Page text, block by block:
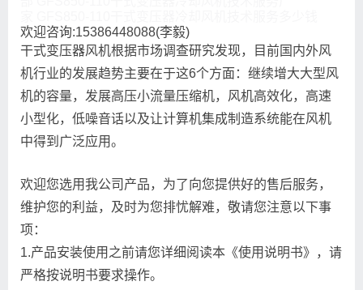
欢迎咨询:15386448088(李毅)
干式变压器风机根据市场调查研究发现，目前国内外风
机行业的发展趋势主要在于这6个方面：继续增大大型风
机的容量，发展高压小流量压缩机，风机高效化，高速
小型化，低噪音话以及让计算机集成制造系统能在风机
中得到广泛应用。
欢迎您选用我公司产品，为了向您提供好的售后服务，
维护您的利益，及时为您排忧解难，敬请您注意以下事
项：
1.产品安装使用之前请您详细阅读本《使用说明书》，请
严格按说明书要求操作。